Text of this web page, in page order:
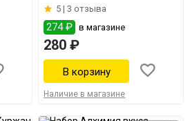
5 |3 отзыва
274 ₽ в магазине
280 ₽
Наличие в магазине